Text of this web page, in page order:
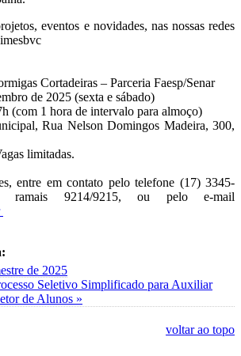
eventos e novidades, nas nossas redes
Cortadeiras – Parceria Faesp/Senar
de 2025 (sexta e sábado)
(com 1 hora de intervalo para almoço)
Rua Nelson Domingos Madeira, 300,
limitadas.
entre em contato pelo telefone (17) 3345-
ramais 9214/9215, ou pelo e-mail
de 2025
Seletivo Simplificado para Auxiliar
de Alunos »
voltar ao topo